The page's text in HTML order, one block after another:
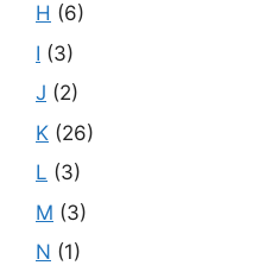
H (6)
I (3)
J (2)
K (26)
L (3)
M (3)
N (1)